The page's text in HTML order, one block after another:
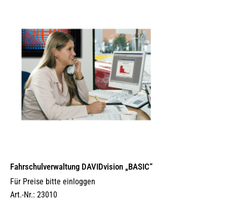
Fahrschulverwaltung DAVIDvision „BASIC“
Für Preise bitte einloggen
Art.-Nr.: 23010